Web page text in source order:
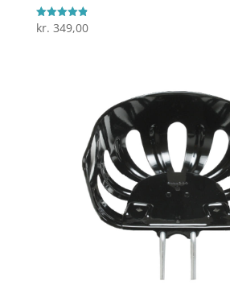
Vurderet
4.9
kr. 349,00